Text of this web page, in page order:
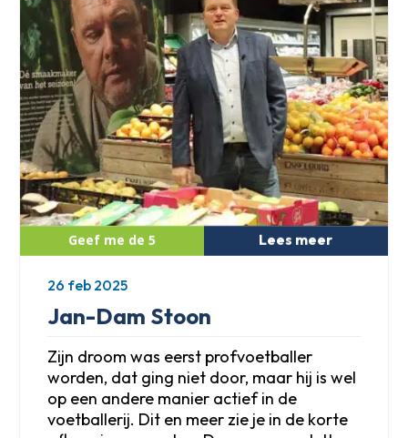
Jan-Dam Stoon
Zijn droom was eerst profvoetballer
worden, dat ging niet door, maar hij is wel
op een andere manier actief in de
voetballerij. Dit en meer zie je in de korte
Lees meer
26 feb 2025